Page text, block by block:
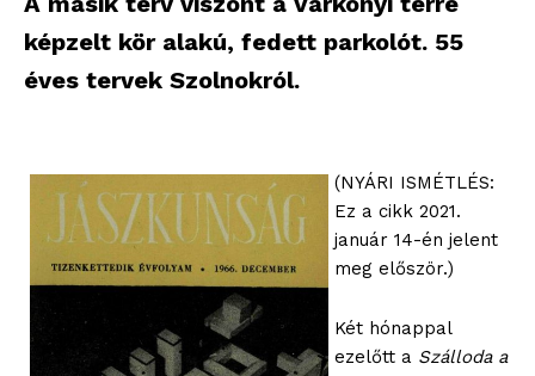
képzelt kör alakú, fedett parkolót. 55
éves tervek Szolnokról.
(NYÁRI ISMÉTLÉS:
Ez a cikk 2021.
január 14-én jelent
meg először.)
Két hónappal
ezelőtt a Szálloda a